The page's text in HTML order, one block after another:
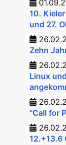
10.
und 27.
Zehn
Linux
"Call for
12.+13.6